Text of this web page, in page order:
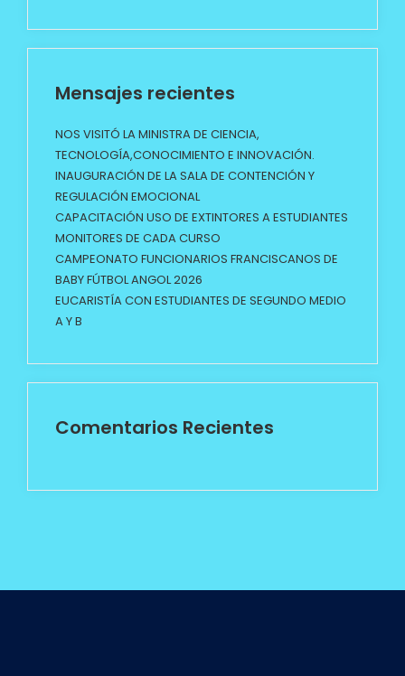
Mensajes recientes
NOS VISITÓ LA MINISTRA DE CIENCIA,
TECNOLOGÍA,CONOCIMIENTO E INNOVACIÓN.
INAUGURACIÓN DE LA SALA DE CONTENCIÓN Y
REGULACIÓN EMOCIONAL
CAPACITACIÓN USO DE EXTINTORES A ESTUDIANTES
MONITORES DE CADA CURSO
CAMPEONATO FUNCIONARIOS FRANCISCANOS DE
BABY FÚTBOL ANGOL 2026
EUCARISTÍA CON ESTUDIANTES DE SEGUNDO MEDIO
A Y B
Comentarios Recientes